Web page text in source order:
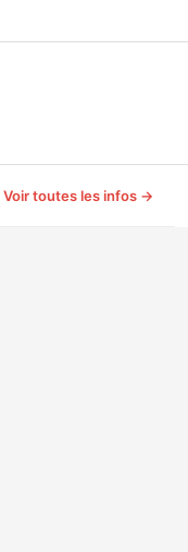
Voir toutes les infos →